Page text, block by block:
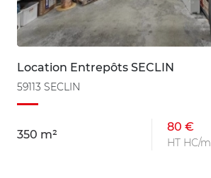
Location Entrepôts SECLIN
59113 SECLIN
350 m²
80 €
HT HC/